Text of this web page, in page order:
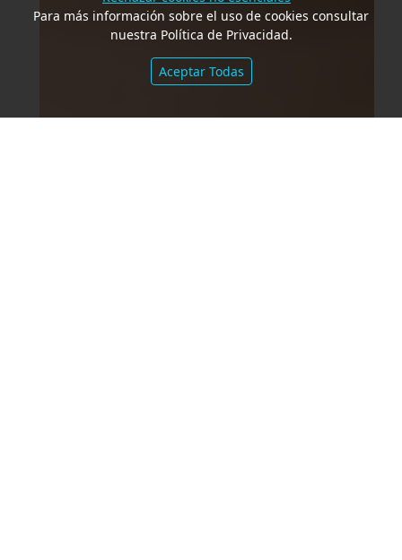
Para más información sobre el uso de cookies consultar
nuestra Política de Privacidad.
Aceptar Todas